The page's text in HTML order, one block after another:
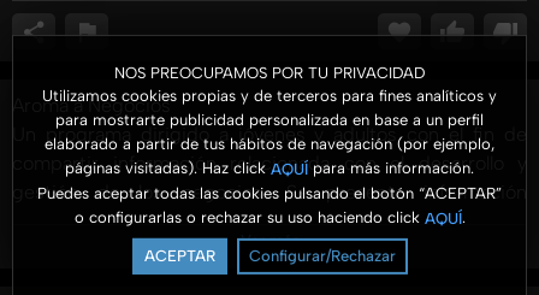
NOS PREOCUPAMOS POR TU PRIVACIDAD
Utilizamos cookies propias y de terceros para fines analíticos y
para mostrarte publicidad personalizada en base a un perfil
elaborado a partir de tus hábitos de navegación (por ejemplo,
páginas visitadas). Haz click AQUÍ para más información.
Puedes aceptar todas las cookies pulsando el botón “ACEPTAR”
o configurarlas o rechazar su uso haciendo click AQUÍ.
ACEPTAR Configurar/Rechazar
Aroma a Negocios
Un programa dirigido a jóvenes y adultos con el fin de
compartir información relacionada con el desarrollo y
gestión de los negocios. Se presenta información
profesional con un enfoque práctico y para ser aterrizado
en las organizaciones.
Ver más